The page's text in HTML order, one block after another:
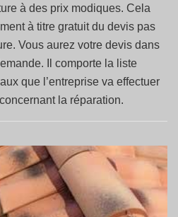
à des prix modiques. Cela
à titre gratuit du devis pas
Vous aurez votre devis dans
Il comporte la liste
que l’entreprise va effectuer
la réparation.